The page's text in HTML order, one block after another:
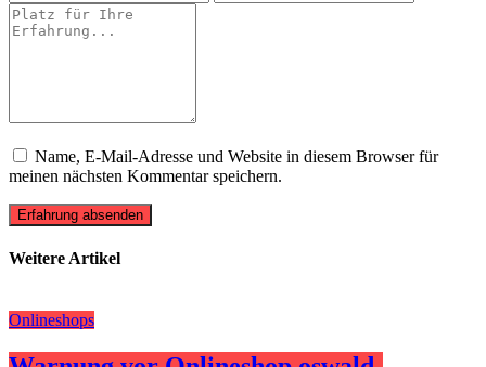
Name, E-Mail-Adresse und Website in diesem Browser für
meinen nächsten Kommentar speichern.
Erfahrung absenden
Weitere Artikel
Onlineshops